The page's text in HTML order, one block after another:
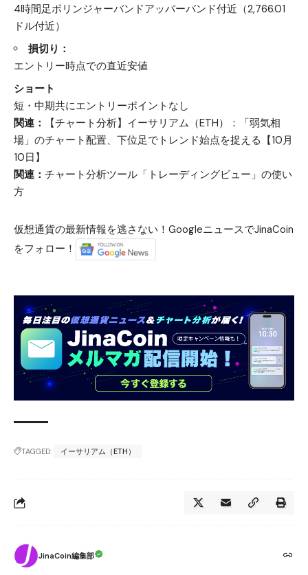
4時間足ボリンジャーバンドアッパーバンド付近（2,766.01
ドル付近）
損切り：
エントリー時点での直近安値
ショート
短・中期共にエントリーポイントなし
関連：
【チャート分析】イーサリアム（ETH）：「弱気相
場」のチャート配置、下位足でトレンド始点を捉える【10月
10日】
関連： チャート分析ツール「トレーディングビュー」の使い
方
仮想通貨の最新情報を逃さない！GoogleニュースでJinaCoin
をフォロー！
TAGGED: イーサリアム（ETH）
JinaCoin編集部